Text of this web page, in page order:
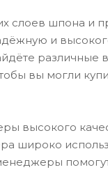
слоев шпона и
и
различные
вы могли
высокого
широко